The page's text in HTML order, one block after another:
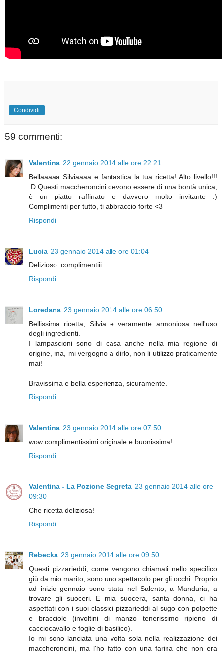
Condividi
59 commenti:
Valentina 22 gennaio 2014 alle ore 22:21
Bellaaaaa Silviaaaa e fantastica la tua ricetta! Alto livello!!!
:D Questi maccheroncini devono essere di una bontà unica,
è un piatto raffinato e davvero molto invitante :)
Complimenti per tutto, ti abbraccio forte <3
Rispondi
Lucia 23 gennaio 2014 alle ore 01:04
Delizioso..complimentiii
Rispondi
Loredana 23 gennaio 2014 alle ore 06:50
Bellissima ricetta, Silvia e veramente armoniosa nell'uso
degli ingredienti.
I lampascioni sono di casa anche nella mia regione di
origine, ma, mi vergogno a dirlo, non li utilizzo praticamente
mai!
Bravissima e bella esperienza, sicuramente.
Rispondi
Valentina 23 gennaio 2014 alle ore 07:50
wow complimentissimi originale e buonissima!
Rispondi
Valentina - La Pozione Segreta 23 gennaio 2014 alle ore
09:30
Che ricetta deliziosa!
Rispondi
Rebecka 23 gennaio 2014 alle ore 09:50
Questi pizzarieddi, come vengono chiamati nello specifico
giù da mio marito, sono uno spettacolo per gli occhi. Proprio
ad inizio gennaio sono stata nel Salento, a Manduria, a
trovare gli suoceri. E mia suocera, santa donna, ci ha
aspettati con i suoi classici pizzarieddi al sugo con polpette
e bracciole (involtini di manzo tenerissimo ripieno di
cacciocavallo e foglie di basilico).
Io mi sono lanciata una volta sola nella realizzazione dei
maccheroncini, ma l'ho fatto con una farina che non era